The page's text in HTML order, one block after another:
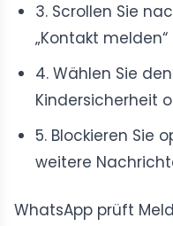
3. Scrollen Sie
„Kontakt melden“
4. Wählen Sie
Kindersicherheit
5. Blockieren Sie
weitere
WhatsApp prüft